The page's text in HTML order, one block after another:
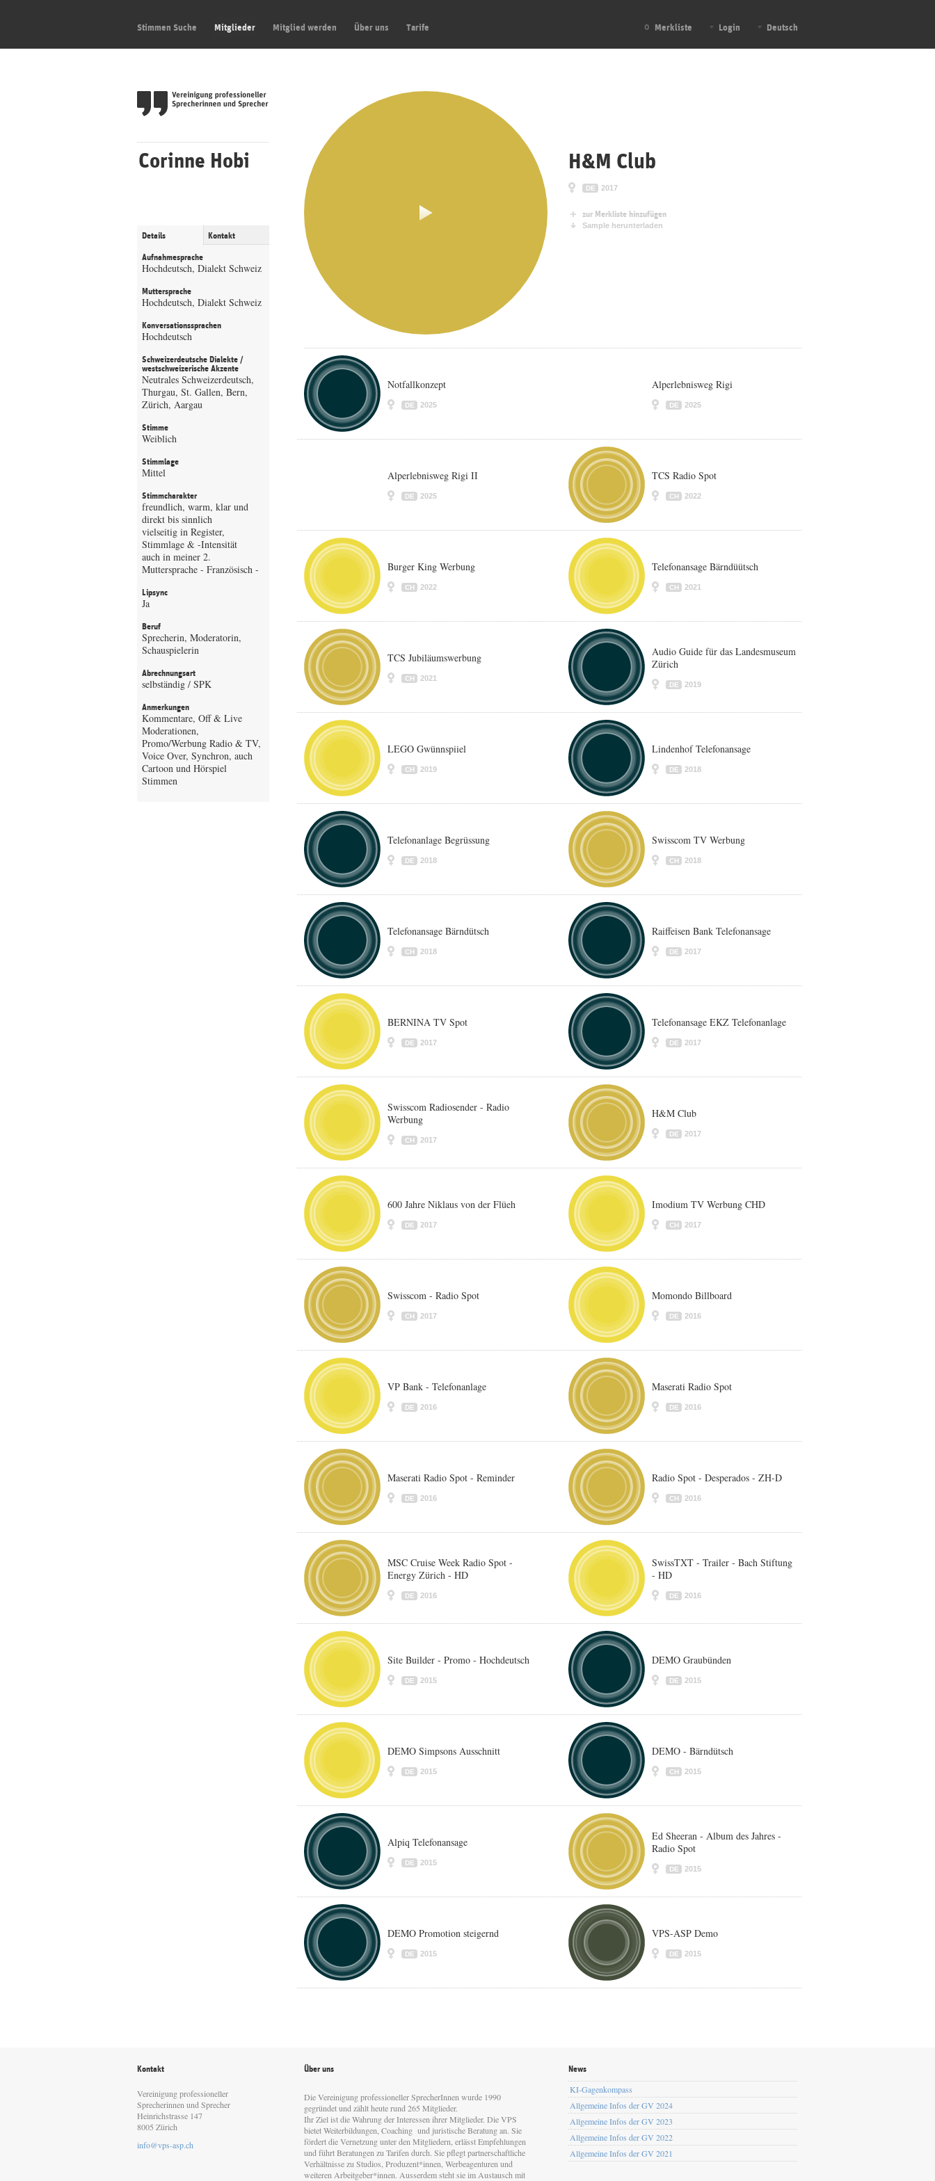
Stimmen Suche Mitglieder Mitglied werden Über uns Tarife 0 Merkliste Login Deutsch
Corinne Hobi
Details Kontakt
Aufnahmesprache
Hochdeutsch, Dialekt Schweiz
Muttersprache
Hochdeutsch, Dialekt Schweiz
Konversationssprachen
Hochdeutsch
Schweizerdeutsche Dialekte /
westschweizerische Akzente
Neutrales Schweizerdeutsch,
Thurgau, St. Gallen, Bern,
Zürich, Aargau
Stimme
Weiblich
Stimmlage
Mittel
Stimmcharakter
freundlich, warm, klar und
direkt bis sinnlich
vielseitig in Register,
Stimmlage & -Intensität
auch in meiner 2.
Muttersprache - Französisch -
Lipsync
Ja
Beruf
Sprecherin, Moderatorin,
Schauspielerin
Abrechnungsart
selbständig / SPK
Anmerkungen
Kommentare, Off & Live
Moderationen,
Promo/Werbung Radio & TV,
Voice Over, Synchron, auch
Cartoon und Hörspiel
Stimmen
H&M Club
DE 2017
zur Merkliste hinzufügen
Sample herunterladen
Notfallkonzept
DE 2025
Alperlebnisweg Rigi
DE 2025
Alperlebnisweg Rigi II
DE 2025
TCS Radio Spot
CH 2022
Burger King Werbung
CH 2022
Telefonansage Bärndüütsch
CH 2021
TCS Jubiläumswerbung
CH 2021
Audio Guide für das Landesmuseum
Zürich
DE 2019
LEGO Gwünnspiiel
CH 2019
Lindenhof Telefonansage
DE 2018
Telefonanlage Begrüssung
DE 2018
Swisscom TV Werbung
CH 2018
Telefonansage Bärndütsch
CH 2018
Raiffeisen Bank Telefonansage
DE 2017
BERNINA TV Spot
DE 2017
Telefonansage EKZ Telefonanlage
DE 2017
Swisscom Radiosender - Radio
Werbung
CH 2017
H&M Club
DE 2017
600 Jahre Niklaus von der Flüeh
DE 2017
Imodium TV Werbung CHD
CH 2017
Swisscom - Radio Spot
CH 2017
Momondo Billboard
DE 2016
VP Bank - Telefonanlage
DE 2016
Maserati Radio Spot
DE 2016
Maserati Radio Spot - Reminder
DE 2016
Radio Spot - Desperados - ZH-D
CH 2016
MSC Cruise Week Radio Spot -
Energy Zürich - HD
DE 2016
SwissTXT - Trailer - Bach Stiftung
- HD
DE 2016
Site Builder - Promo - Hochdeutsch
DE 2015
DEMO Graubünden
DE 2015
DEMO Simpsons Ausschnitt
DE 2015
DEMO - Bärndütsch
CH 2015
Alpiq Telefonansage
DE 2015
Ed Sheeran - Album des Jahres -
Radio Spot
DE 2015
DEMO Promotion steigernd
DE 2015
VPS-ASP Demo
DE 2015
Kontakt
Vereinigung professioneller
Sprecherinnen und Sprecher
Heinrichstrasse 147
8005 Zürich
info@vps-asp.ch
Über uns
Die Vereinigung professioneller SprecherInnen wurde 1990
gegründet und zählt heute rund 265 Mitglieder.
Ihr Ziel ist die Wahrung der Interessen ihrer Mitglieder. Die VPS
bietet Weiterbildungen, Coaching und juristische Beratung an. Sie
fördert die Vernetzung unter den Mitgliedern, erlässt Empfehlungen
und führt Beratungen zu Tarifen durch. Sie pflegt partnerschaftliche
Verhältnisse zu Studios, Produzent*innen, Werbeagenturen und
weiteren Arbeitgeber*innen. Ausserdem steht sie im Austausch mit
News
KI-Gagenkompass
Allgemeine Infos der GV 2024
Allgemeine Infos der GV 2023
Allgemeine Infos der GV 2022
Allgemeine Infos der GV 2021